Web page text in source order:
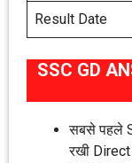
Result Date
SSC GD
सबसे पहले
रखी